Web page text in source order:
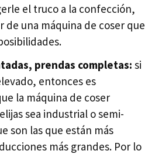
el truco a la confección,
de una máquina de coser que
prendas completas: si
entonces es
la máquina de coser
sea industrial o semi-
son las que están más
más grandes. Por lo